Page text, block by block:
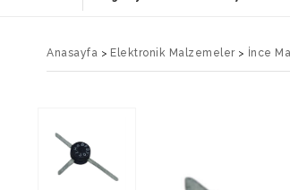
Anasayfa > Elektronik Malzemeler> İnce